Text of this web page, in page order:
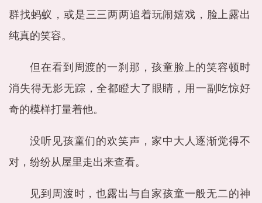
群找蚂蚁，或是三三两两追着玩闹嬉戏，脸上露出
纯真的笑容。
但在看到周渡的一刹那，孩童脸上的笑容顿时
消失得无影无踪，全都瞪大了眼睛，用一副吃惊好
奇的模样打量着他。
没听见孩童们的欢笑声，家中大人逐渐觉得不
对，纷纷从屋里走出来查看。
见到周渡时，也露出与自家孩童一般无二的神